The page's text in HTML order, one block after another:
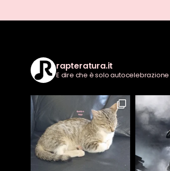
rapteratura.it
E dire che è solo